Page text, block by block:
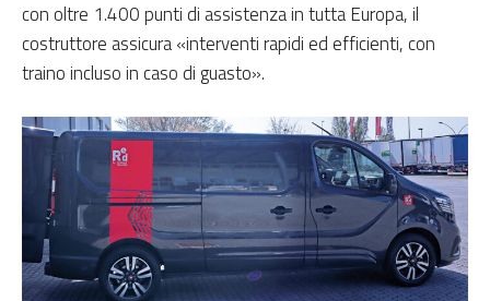
con oltre 1.400 punti di assistenza in tutta Europa, il
costruttore assicura «interventi rapidi ed efficienti, con
traino incluso in caso di guasto».